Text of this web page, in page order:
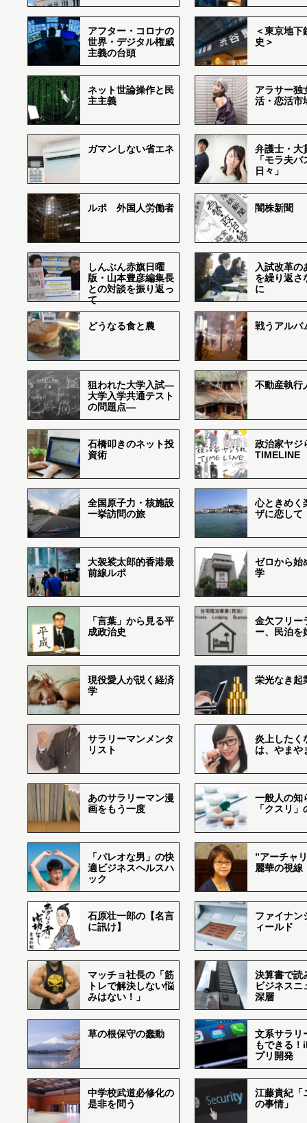
アフター・コロナの
世界・デジタル権威
主義の台頭
＜東京地下
史＞
ネット世論操作と民
主主義
アラサー独
活・恋活市
ガマンしない省エネ
弁護士・大
「モラ夫
日々」
ルポ 外国人労働者 闇株新聞
しんぶん赤旗日曜
版・山本豊彦編集長
との対談を振り返っ
て
入試改革の
を繰り返さ
に
どうなる食と農 戦うアルバ
狙われた大学入試―
大学入学共通テスト
の問題点―
不動産執行
石橋叩きのネット投
資術
政治家ヤジ
TIMELINE
全国原子力・核施設
一挙訪問の旅
心ときめく
ザに恋して
大袈裟太郎的香港最
前線ルポ
ゼロから始
学
「言葉」から見る平
成政治史
金欠フリー
ー、民泊を
現役愛人が説く経済
学
栄光なき起
サラリーマンメンタ
リスト
炎上したく
は、やまや
あのサラリーマン漫
画をもう一度
一般人の知
「クスリ
「パレオな男」の快
適ビジネスヘルスハ
ック
”アーチャ
麗華の視線
石原壮一郎の【名言
に訊け】
ファイナン
ィールド
マッチョ社長の「筋
トレで解決しない悩
みはない！」
決算書で読
ビジネスニ
深層
草の根保守の蠢動
文系サラリ
もできる
プリ開発
中学校武道必修化の
是非を問う
江藤貴紀「
の事情」